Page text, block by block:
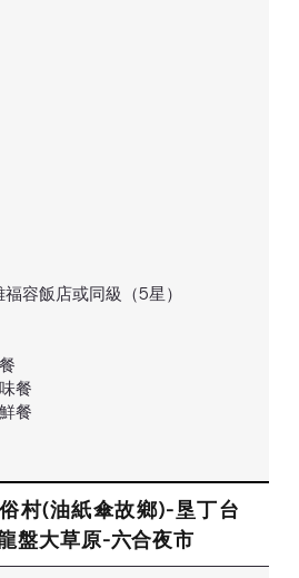
容飯店或同級（5星）
餐
餐
村(油紙傘故鄉)-垦丁台
盤大草原-六合夜市